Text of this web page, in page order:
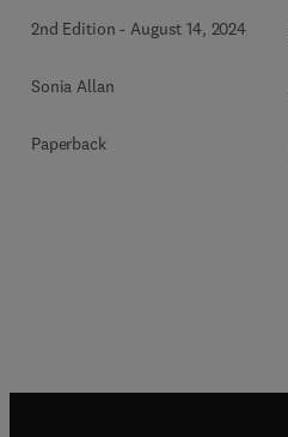
2nd Edition - August 14, 2024
Sonia Allan
Paperback